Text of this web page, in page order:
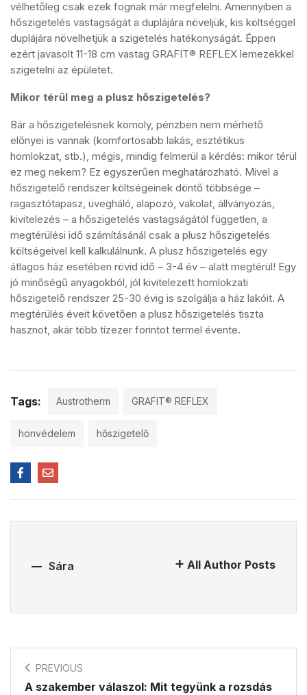
vélhetőleg csak ezek fognak már megfelelni. Amennyiben a
hőszigetelés vastagságát a duplájára növeljük, kis költséggel
duplájára növelhetjük a szigetelés hatékonyságát. Éppen
ezért javasolt 11-18 cm vastag GRAFIT® REFLEX lemezekkel
szigetelni az épületet.
Mikor térül meg a plusz hőszigetelés?
Bár a hőszigetelésnek komoly, pénzben nem mérhető
előnyei is vannak (komfortosabb lakás, esztétikus
homlokzat, stb.), mégis, mindig felmerül a kérdés: mikor térül
ez meg nekem? Ez egyszerűen meghatározható. Mivel a
hőszigetelő rendszer költségeinek döntő többsége –
ragasztótapasz, üvegháló, alapozó, vakolat, állványozás,
kivitelezés – a hőszigetelés vastagságától független, a
megtérülési idő számításánál csak a plusz hőszigetelés
költségeivel kell kalkulálnunk. A plusz hőszigetelés egy
átlagos ház esetében rövid idő – 3-4 év – alatt megtérül! Egy
jó minőségű anyagokból, jól kivitelezett homlokzati
hőszigetelő rendszer 25-30 évig is szolgálja a ház lakóit. A
megtérülés éveit követően a plusz hőszigetelés tiszta
hasznot, akár több tízezer forintot termel évente.
Tags: Austrotherm GRAFIT® REFLEX
honvédelem hőszigetelő
Sára All Author Posts
PREVIOUS
A szakember válaszol: Mit tegyünk a rozsdás